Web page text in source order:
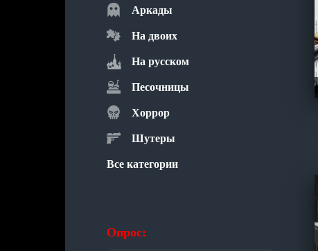
Аркады
На двоих
На русском
Песочницы
Хоррор
Шутеры
Все категории
Опрос: